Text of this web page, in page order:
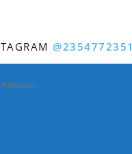
@2354772351
-